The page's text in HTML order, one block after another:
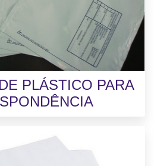
PLÁSTICO PARA